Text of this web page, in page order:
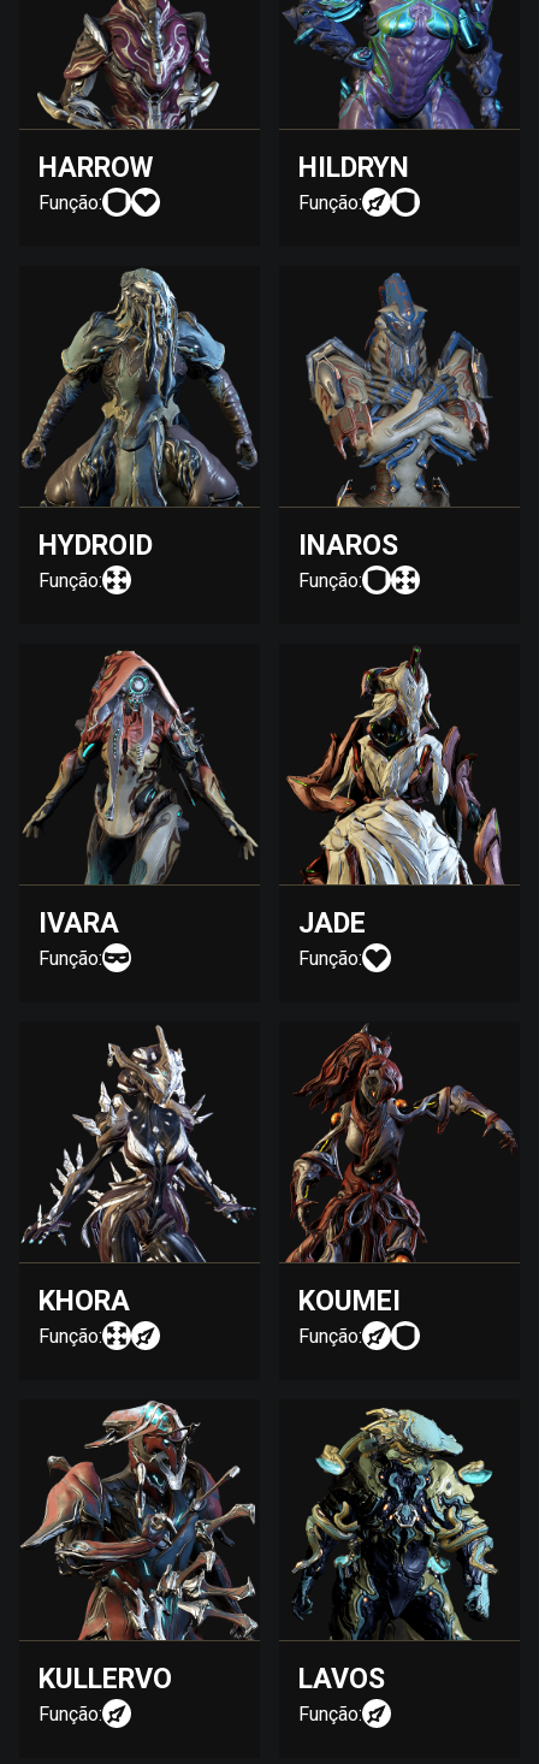
HARROW
Função:
HILDRYN
Função:
HYDROID
Função:
INAROS
Função:
IVARA
Função:
JADE
Função:
KHORA
Função:
KOUMEI
Função:
KULLERVO
Função:
LAVOS
Função: